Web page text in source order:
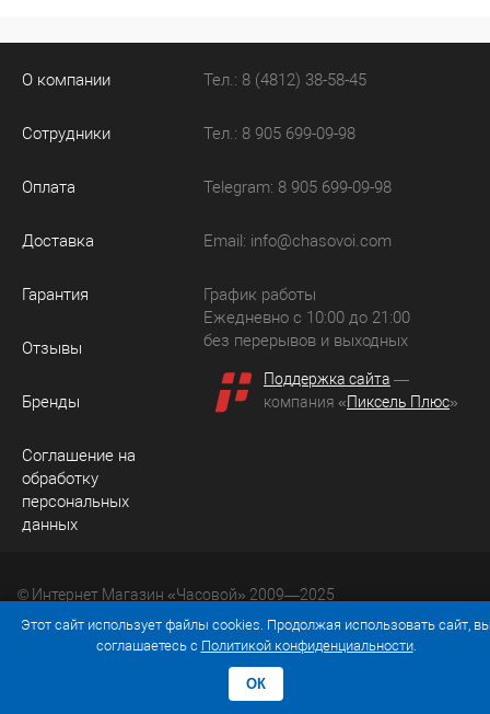
О компании
Сотрудники
Оплата
Доставка
Гарантия
Отзывы
Бренды
Соглашение на
обработку
персональных
данных
Тел.: 8 (4812) 38-58-45
Тел.: 8 905 699-09-98
Telegram: 8 905 699-09-98
Email: info@chasovoi.com
График работы
Ежедневно с 10:00 до 21:00
без перерывов и выходных
Поддержка сайта —
компания «Пиксель Плюс»
© Интернет Магазин «Часовой» 2009—2025
Юридический адрес: 214036 Россия, г. Смоленск, ул.
Рыленкова, д. 61а, кв. 24.
Этот сайт использует файлы cookies. Продолжая использовать сайт,
соглашаетесь с Политикой конфиденциальности.
ОК